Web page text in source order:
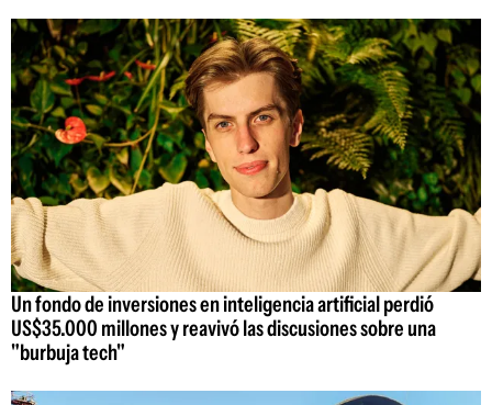
Un fondo de inversiones en inteligencia artificial perdió
US$35.000 millones y reavivó las discusiones sobre una
"burbuja tech"